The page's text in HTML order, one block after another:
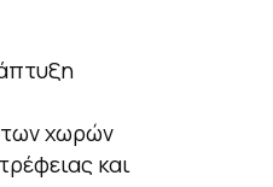
των χωρών
και